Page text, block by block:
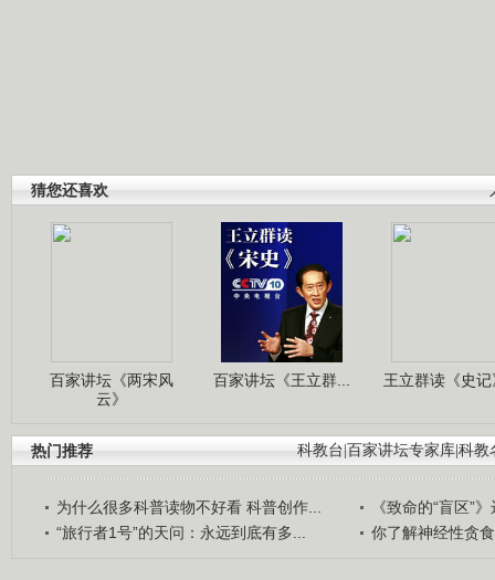
猜您还喜欢
百家讲坛《两宋风
云》
百家讲坛《王立群... 王立群读《史
科教台 百家讲坛专家库 科教
热门推荐
为什么很多科普读物不好看 科普创作...
《致命的“盲区”
“旅行者1号”的天问：永远到底有多...
你了解神经性贪